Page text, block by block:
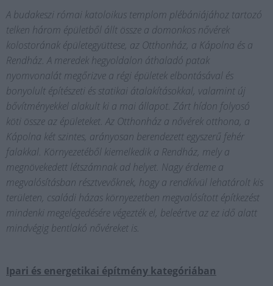
A budakeszi római katoloikus templom plébániájához tartozó
telken három épületből állt össze a domonkos nővérek
kolostorának épületegyüttese, az Otthonház, a Kápolna és a
Rendház. A meredek hegyoldalon áthaladó patak
nyomvonalát megőrizve a régi épületek elbontásával és
bonyolult építészeti és statikai átalakításokkal, valamint új
bővítményekkel alakult ki a mai állapot. Zárt hídon folyosó
köti össze az épületeket. Az Otthonház a nővérek otthona, a
Kápolna két szintes, arányosan berendezett egyszerű fehér
falakkal. Környezetéből kiemelkedik a Rendház, mely a
megnövekedett létszámnak ad helyet. Nagy érdeme a
megvalósításban résztvevőknek, hogy a rendkívül lehatárolt kis
területen, családi házas környezetben megvalósított építkezést
mindenki megelégedésére végezték el, beleértve az ez idő alatt
mindvégig bentlakó nővéreket is.
Ipari és energetikai építmény kategóriában